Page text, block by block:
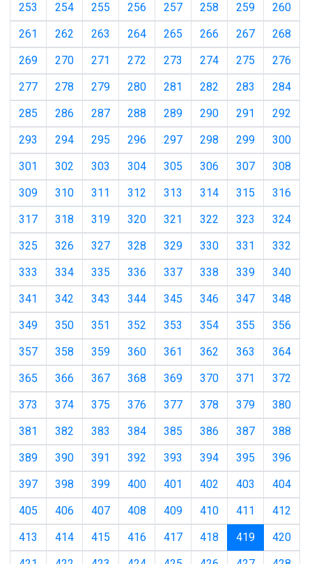
253
254 255 256 257 258 259
260
261
262 263 264 265 266 267
268
269
270 271 272 273 274 275
276
277
278 279 280 281 282 283
284
285
286 287 288 289 290 291
292
293
294 295 296 297 298 299
300
301
302 303 304 305 306 307
308
309
310 311 312 313 314 315
316
317
318 319 320 321 322 323
324
325
326 327 328 329 330 331
332
333
334 335 336 337 338 339
340
341
342 343 344 345 346 347
348
349
350 351 352 353 354 355
356
357
358 359 360 361 362 363
364
365
366 367 368 369 370 371
372
373
374 375 376 377 378 379
380
381
382 383 384 385 386 387
388
389
390 391 392 393 394 395
396
397
398 399 400 401 402 403
404
405
406 407 408 409 410 411
412
413
414 415 416 417 418 419(current)
420